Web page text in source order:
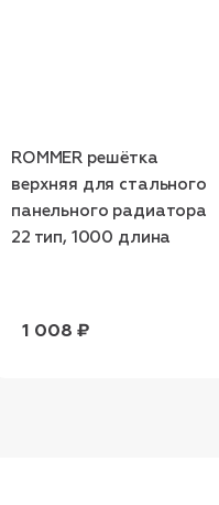
ROMMER решётка
верхняя для стального
панельного радиатора
22 тип, 1000 длина
1 008 ₽